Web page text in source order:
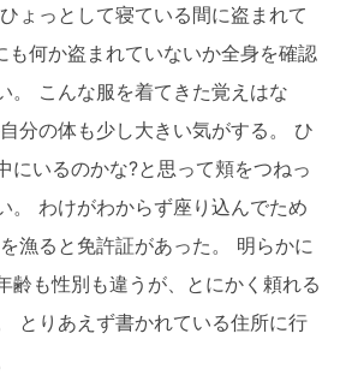
ょっとして寝ている間に盗まれて
も何か盗まれていないか全身を確認
。 こんな服を着てきた覚えはな
分の体も少し大きい気がする。 ひ
にいるのかな?と思って頬をつねっ
。 わけがわからず座り込んでため
漁ると免許証があった。 明らかに
齢も性別も違うが、とにかく頼れる
とりあえず書かれている住所に行